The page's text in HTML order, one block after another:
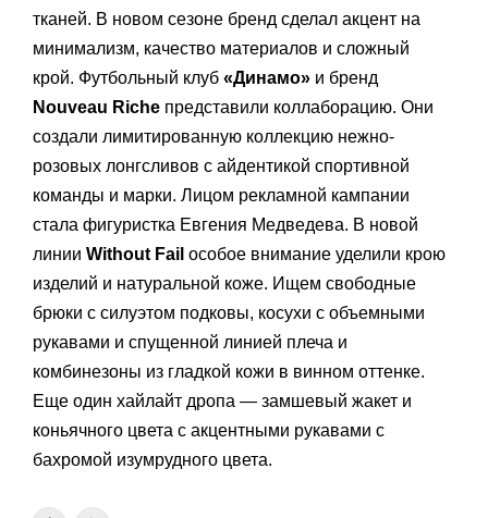
тканей. В новом сезоне бренд сделал акцент на
минимализм, качество материалов и сложный
крой. Футбольный клуб «Динамо» и бренд
Nouveau Riche представили коллаборацию. Они
создали лимитированную коллекцию нежно-
розовых лонгсливов с айдентикой спортивной
команды и марки. Лицом рекламной кампании
стала фигуристка Евгения Медведева. В новой
линии Without Fail особое внимание уделили крою
изделий и натуральной коже. Ищем свободные
брюки с силуэтом подковы, косухи с объемными
рукавами и спущенной линией плеча и
комбинезоны из гладкой кожи в винном оттенке.
Еще один хайлайт дропа — замшевый жакет и
коньячного цвета с акцентными рукавами с
бахромой изумрудного цвета.